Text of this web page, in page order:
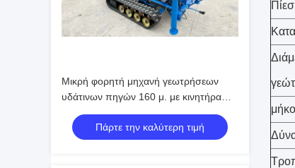
Μικρή φορητή μηχανή γεωτρήσεων
υδάτινων πηγών 160 μ. με κινητήρα
35HP
Πάρτε την καλύτερη τιμή